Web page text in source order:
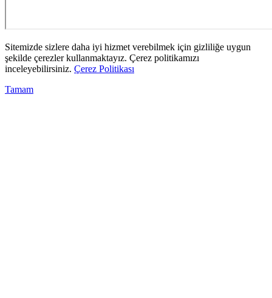
Sitemizde sizlere daha iyi hizmet verebilmek için gizliliğe uygun
şekilde çerezler kullanmaktayız. Çerez politikamızı
inceleyebilirsiniz. Çerez Politikası
Tamam